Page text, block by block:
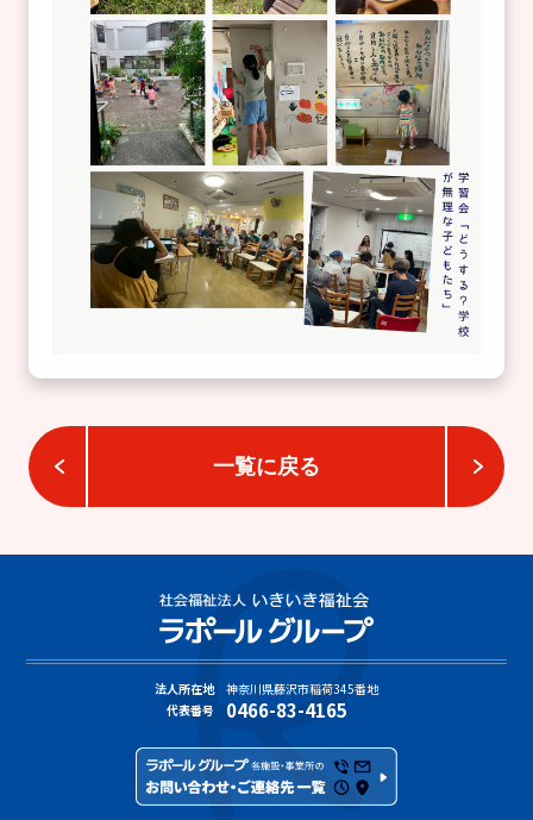
一覧に戻る
法人所在地
神奈川県藤沢市稲荷345番地
代表番号
0466-83-4165